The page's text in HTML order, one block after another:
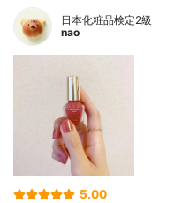
日本化粧品検定2級
nao
5.00